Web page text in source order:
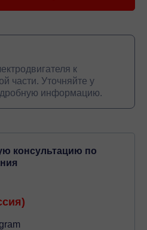
к
части. Уточняйте у
информацию.
консультацию по